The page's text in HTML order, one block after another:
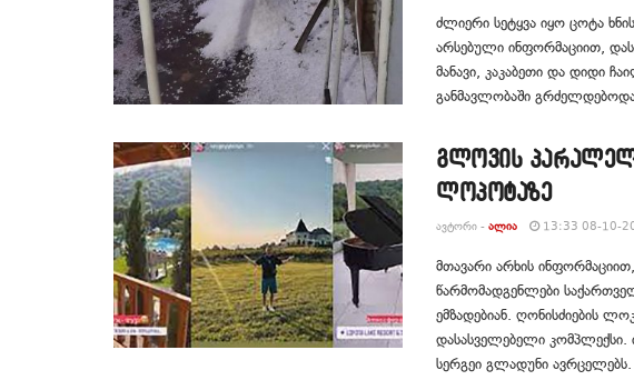
ძლიერი სეტყვა იყო ცოტა
არსებული ინფორმაციით,
მანავი, კაკაბეთი და დიდი
განმავლობაში
გლოვის
ლოპოტაზე
ᲐᲕᲢᲝᲠᲘ - ᲐᲚᲘᲐ 13:33 08-10-
მთავარი არხის
წარმომადგენლები
ემზადებიან. ღონისძიების
დასასველებელი კომპლექსი.
სერგეი გლადუნი ავრცელებს.